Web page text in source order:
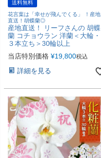
送料無料
花言葉は「幸せが飛んでくる」 ！産地
直送！胡蝶蘭◎
産地直送！ リーフさんの 胡蝶
蘭 コチョウラン 洋蘭＜大輪・
３本立ち＞30輪以上
当店特別価格 ¥19,800税込
詳細を見る